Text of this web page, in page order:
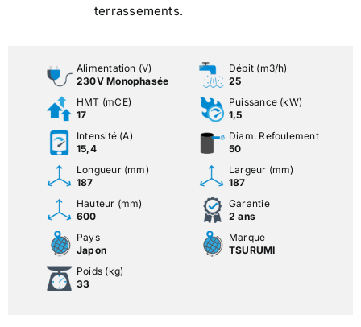
terrassements.
Alimentation (V)
230V Monophasée
Débit (m3/h)
25
HMT (mCE)
17
Puissance (kW)
1,5
Intensité (A)
15,4
Diam. Refoulement
50
Longueur (mm)
187
Largeur (mm)
187
Hauteur (mm)
600
Garantie
2 ans
Pays
Japon
Marque
TSURUMI
Poids (kg)
33